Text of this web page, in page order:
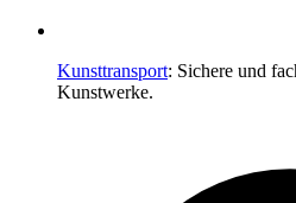
Kunsttransport: Sichere und
Kunstwerke.